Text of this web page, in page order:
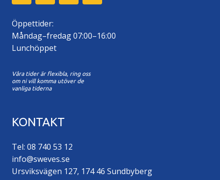
Öppettider:
Måndag–fredag 07:00–16:00
Lunchöppet
Våra tider är flexibla, ring oss
om ni vill komma utöver de
vanliga tiderna
KONTAKT
Tel: 08 740 53 12
info@sweves.se
Ursviksvägen 127, 174 46 Sundbyberg